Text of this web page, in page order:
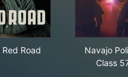
Red Road
Navajo
Class